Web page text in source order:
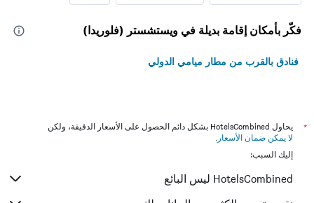
فكّر بأمكان إقامة بديلة في ويستشستر (فلوريدا)
فنادق بالقرب من مطار ميامي الدولي
*
يحاول HotelsCombined بشكل دائم الحصول على الأسعار الدقيقة، ولكن
لا يمكن ضمان الأسعار .
إليك السبب:
HotelsCombined ليس البائع